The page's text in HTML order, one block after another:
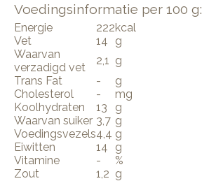
Voedingsinformatie per 100 g:
Energie 222kcal
Vet
14
g
Waarvan
verzadigd vet
2,1
g
Trans Fat
-
g
Cholesterol
-
mg
Koolhydraten
13
g
Waarvan suiker 3,7 g
Voedingsvezels4,4 g
Eiwitten
14
g
Vitamine
-
%
Zout
1,2 g